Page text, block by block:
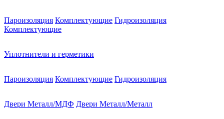
Пароизоляция Комплектующие Гидроизоляция
Комплектующие
Уплотнители и герметики
Пароизоляция Комплектующие Гидроизоляция
Двери Металл/МДФ Двери Металл/Металл